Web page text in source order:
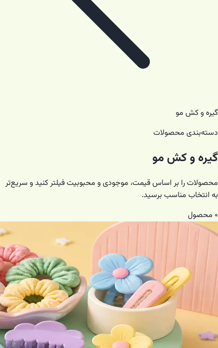
گیره و کش مو
دسته‌بندی محصولات
گیره و کش مو
محصولات را بر اساس قیمت، موجودی و محبوبیت فیلتر کنید و سریع‌تر
به انتخاب مناسب برسید.
۰ محصول